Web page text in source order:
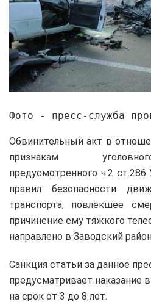
Фото - пресс-служба
Обвинительный акт в
признакам
предусмотренного ч.2
правил безопасности
транспорта, повлёкшее
причинение ему тяжкого
направлено в Заводский
Санкция статьи за данное
предусматривает наказание
на срок от 3 до 8 лет.